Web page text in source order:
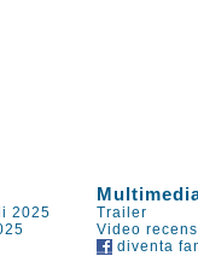
2025 Trailer
Video
diventa